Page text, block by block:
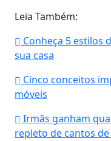
Leia Também:
Conheça 5 estilos
sua casa
Cinco conceitos
móveis
Irmãs ganham
repleto de cantos